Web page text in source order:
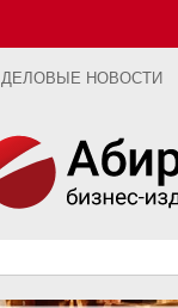
НОВОСТИ